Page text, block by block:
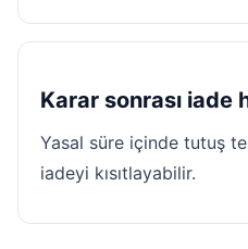
Karar sonrası iade
Yasal süre içinde tutuş
iadeyi kısıtlayabilir.